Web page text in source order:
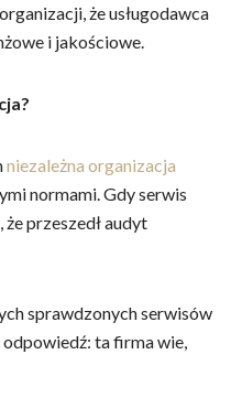
że usługodawca
i jakościowe.
niezależna organizacja
normami. Gdy serwis
przeszedł audyt
sprawdzonych serwisów
ta firma wie,